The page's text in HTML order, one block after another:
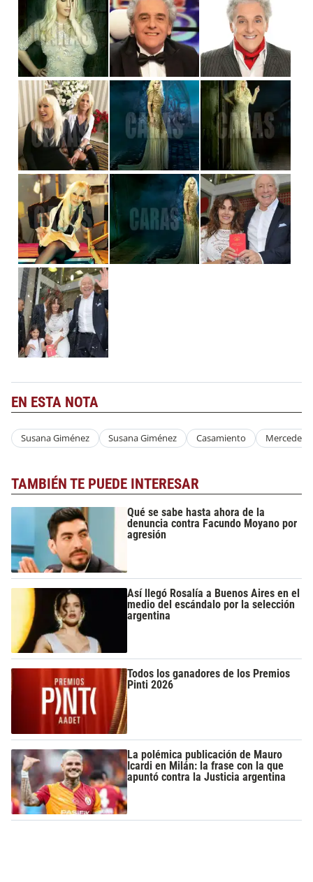
EN ESTA NOTA
Susana Giménez Susana Giménez Casamiento Mercedes
TAMBIÉN TE PUEDE INTERESAR
Qué se sabe hasta ahora de la
denuncia contra Facundo Moyano por
agresión
Así llegó Rosalía a Buenos Aires en el
medio del escándalo por la selección
argentina
Todos los ganadores de los Premios
Pinti 2026
La polémica publicación de Mauro
Icardi en Milán: la frase con la que
apuntó contra la Justicia argentina